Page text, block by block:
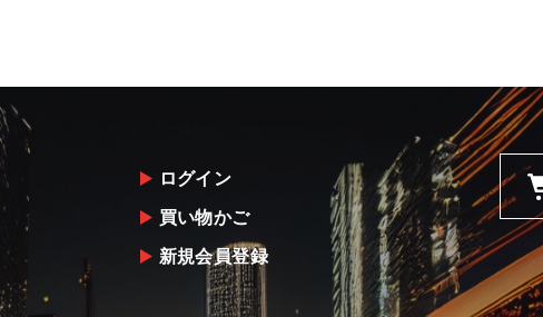
ログイン
買い物かご
新規会員登録